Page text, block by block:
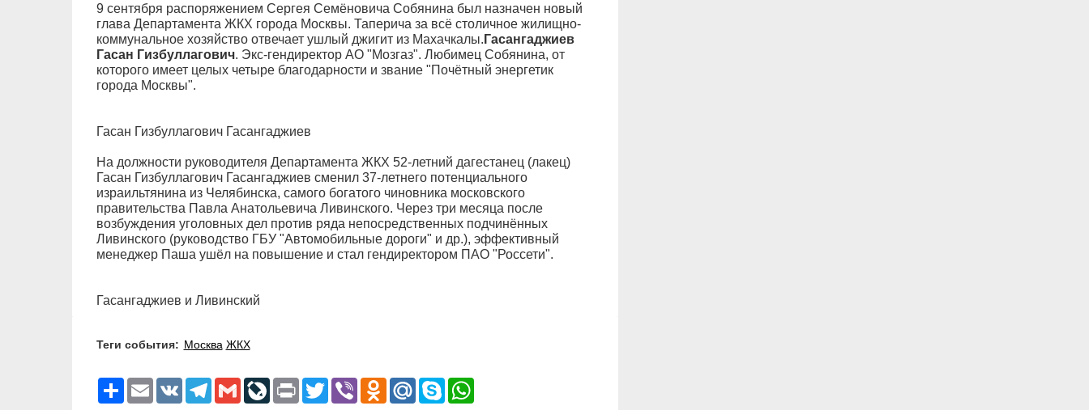
9 сентября распоряжением Сергея Семёновича Собянина был назначен новый
глава Департамента ЖКХ города Москвы. Таперича за всё столичное жилищно-
коммунальное хозяйство отвечает ушлый джигит из Махачкалы. Гасангаджиев
Гасан Гизбуллагович. Экс-гендиректор АО "Мозгаз". Любимец Собянина, от
которого имеет целых четыре благодарности и звание "Почётный энергетик
города Москвы".
Гасан Гизбуллагович Гасангаджиев
На должности руководителя Департамента ЖКХ 52-летний дагестанец (лакец)
Гасан Гизбуллагович Гасангаджиев сменил 37-летнего потенциального
израильтянина из Челябинска, самого богатого чиновника московского
правительства Павла Анатольевича Ливинского. Через три месяца после
возбуждения уголовных дел против ряда непосредственных подчинённых
Ливинского (руководство ГБУ "Автомобильные дороги" и др.), эффективный
менеджер Паша ушёл на повышение и стал гендиректором ПАО "Россети".
Гасангаджиев и Ливинский
Теги события: Москва ЖКХ
РесурсEmail VK Telegram
GmailLiveJournal
Print TwitterViber Odnoklassniki
Mail.RuSkypeWhatsApp